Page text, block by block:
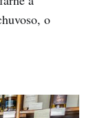
o